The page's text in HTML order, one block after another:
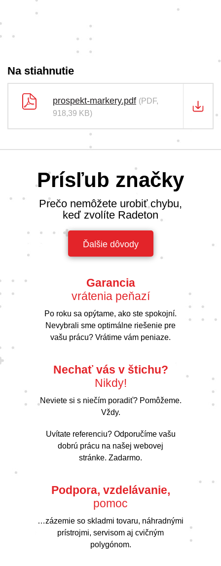
Na stiahnutie
prospekt-markery.pdf (PDF,
918,39 KB)
Prísľub značky
Prečo nemôžete urobiť chybu,
keď zvolíte Radeton
Ďalšie dôvody
Garancia
vrátenia peňazí
Po roku sa opýtame, ako ste spokojní.
Nevybrali sme optimálne riešenie pre
vašu prácu? Vrátime vám peniaze.
Nechať vás v štichu?
Nikdy!
Neviete si s niečím poradiť? Pomôžeme.
Vždy.
Uvítate referenciu? Odporučíme vašu
dobrú prácu na našej webovej
stránke. Zadarmo.
Podpora, vzdelávanie,
pomoc
…zázemie so skladmi tovaru, náhradnými
prístrojmi, servisom aj cvičným
polygónom.